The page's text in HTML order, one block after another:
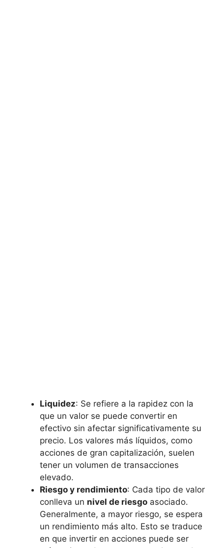
Liquidez: Se refiere a la rapidez con la
que un valor se puede convertir en
efectivo sin afectar significativamente su
precio. Los valores más líquidos, como
acciones de gran capitalización, suelen
tener un volumen de transacciones
elevado.
Riesgo y rendimiento: Cada tipo de valor
conlleva un nivel de riesgo asociado.
Generalmente, a mayor riesgo, se espera
un rendimiento más alto. Esto se traduce
en que invertir en acciones puede ser